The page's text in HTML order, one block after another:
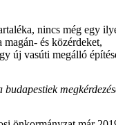
nincs még egy
magán- és közérdeket,
új vasúti megálló